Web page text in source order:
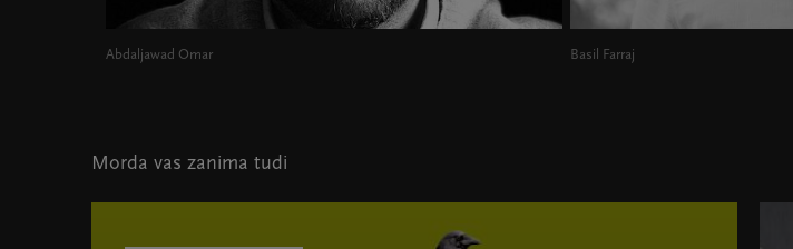
Abdaljawad Omar Basil Farraj
Morda vas zanima tudi